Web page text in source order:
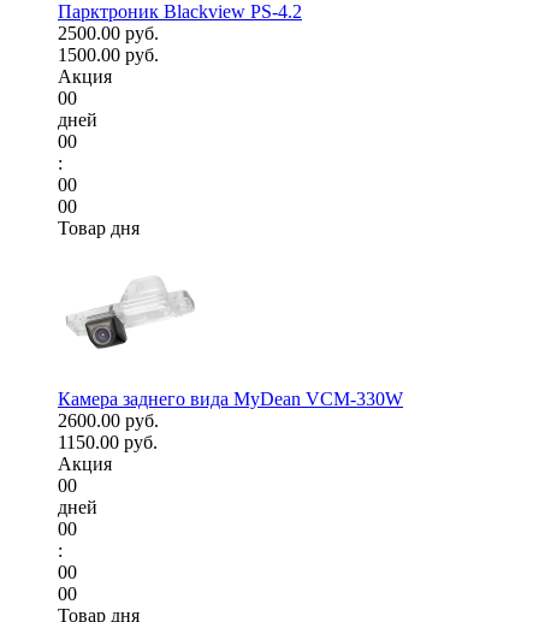
Парктроник Blackview PS-4.2
2500.00 руб.
1500.00 руб.
Акция
00
дней
00
:
00
00
Товар дня
Камера заднего вида MyDean VCM-330W
2600.00 руб.
1150.00 руб.
Акция
00
дней
00
:
00
00
Товар дня